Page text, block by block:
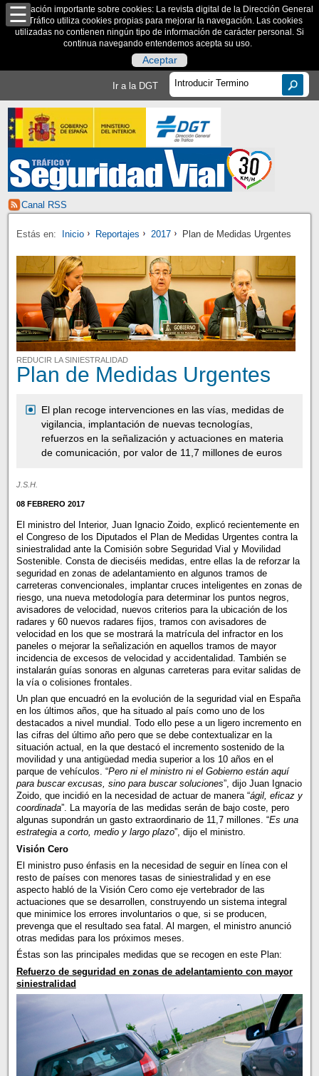
Información importante sobre cookies: La revista digital de la Dirección General
de Tráfico utiliza cookies propias para mejorar la navegación. Las cookies
utilizadas no contienen ningún tipo de información de carácter personal. Si
continua navegando entendemos acepta su uso.
Aceptar
Ir a la DGT
Canal RSS
Estás en: Inicio Reportajes 2017 Plan de Medidas Urgentes
REDUCIR LA SINIESTRALIDAD
Plan de Medidas Urgentes
El plan recoge intervenciones en las vías, medidas de
vigilancia, implantación de nuevas tecnologías,
refuerzos en la señalización y actuaciones en materia
de comunicación, por valor de 11,7 millones de euros
J.S.H.
08 FEBRERO 2017
El ministro del Interior, Juan Ignacio Zoido, explicó recientemente en
el Congreso de los Diputados el Plan de Medidas Urgentes contra la
siniestralidad ante la Comisión sobre Seguridad Vial y Movilidad
Sostenible. Consta de dieciséis medidas, entre ellas la de reforzar la
seguridad en zonas de adelantamiento en algunos tramos de
carreteras convencionales, implantar cruces inteligentes en zonas de
riesgo, una nueva metodología para determinar los puntos negros,
avisadores de velocidad, nuevos criterios para la ubicación de los
radares y 60 nuevos radares fijos, tramos con avisadores de
velocidad en los que se mostrará la matrícula del infractor en los
paneles o mejorar la señalización en aquellos tramos de mayor
incidencia de excesos de velocidad y accidentalidad. También se
instalarán guías sonoras en algunas carreteras para evitar salidas de
la vía o colisiones frontales.
Un plan que encuadró en la evolución de la seguridad vial en España
en los últimos años, que ha situado al país como uno de los
destacados a nivel mundial. Todo ello pese a un ligero incremento en
las cifras del último año pero que se debe contextualizar en la
situación actual, en la que destacó el incremento sostenido de la
movilidad y una antigüedad media superior a los 10 años en el
parque de vehículos. “Pero ni el ministro ni el Gobierno están aquí
para buscar excusas, sino para buscar soluciones”, dijo Juan Ignacio
Zoido, que incidió en la necesidad de actuar de manera “ágil, eficaz y
coordinada”. La mayoría de las medidas serán de bajo coste, pero
algunas supondrán un gasto extraordinario de 11,7 millones. “Es una
estrategia a corto, medio y largo plazo”, dijo el ministro.
Visión Cero
El ministro puso énfasis en la necesidad de seguir en línea con el
resto de países con menores tasas de siniestralidad y en ese
aspecto habló de la Visión Cero como eje vertebrador de las
actuaciones que se desarrollen, construyendo un sistema integral
que minimice los errores involuntarios o que, si se producen,
prevenga que el resultado sea fatal. Al margen, el ministro anunció
otras medidas para los próximos meses.
Éstas son las principales medidas que se recogen en este Plan:
Refuerzo de seguridad en zonas de adelantamiento con mayor
siniestralidad